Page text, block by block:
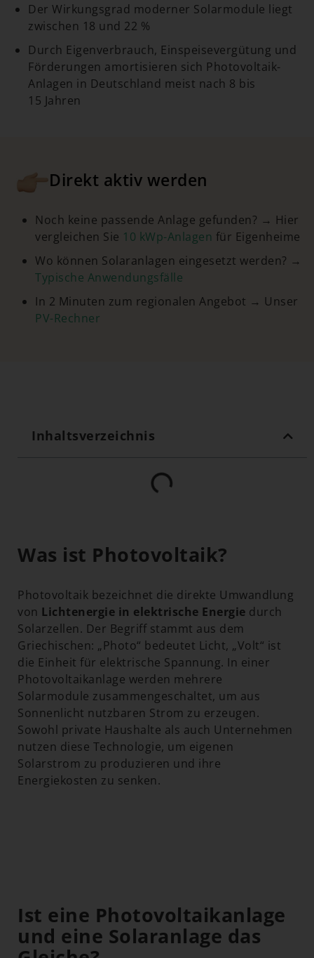
Der Wirkungsgrad moderner Solarmodule liegt
zwischen 18 und 22 %
Durch Eigenverbrauch, Einspeisevergütung und
Förderungen amortisieren sich Photovoltaik-
Anlagen in Deutschland meist nach 8 bis
15 Jahren
Direkt aktiv werden
Noch keine passende Anlage gefunden? → Hier
vergleichen Sie 10 kWp-Anlagen für Eigenheime
Wo können Solaranlagen eingesetzt werden? →
Typische Anwendungsfälle
In 2 Minuten zum regionalen Angebot → Unser
PV-Rechner
Inhaltsverzeichnis
Was ist Photovoltaik?
Photovoltaik bezeichnet die direkte Umwandlung
von Lichtenergie in elektrische Energie durch
Solarzellen. Der Begriff stammt aus dem
Griechischen: „Photo“ bedeutet Licht, „Volt“ ist
die Einheit für elektrische Spannung. In einer
Photovoltaikanlage werden mehrere
Solarmodule zusammengeschaltet, um aus
Sonnenlicht nutzbaren Strom zu erzeugen.
Sowohl private Haushalte als auch Unternehmen
nutzen diese Technologie, um eigenen
Solarstrom zu produzieren und ihre
Energiekosten zu senken.
Ist eine Photovoltaikanlage
und eine Solaranlage das